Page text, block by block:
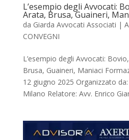
L’esempio degli Avvocati:
Arata, Brusa, Guaineri,
da Giarda Avvocati Associati |
CONVEGNI
L’esempio degli Avvocati:
Brusa, Guaineri, Maniaci
12 giugno 2025 Organizzato
Milano Relatore: Avv. Enrico